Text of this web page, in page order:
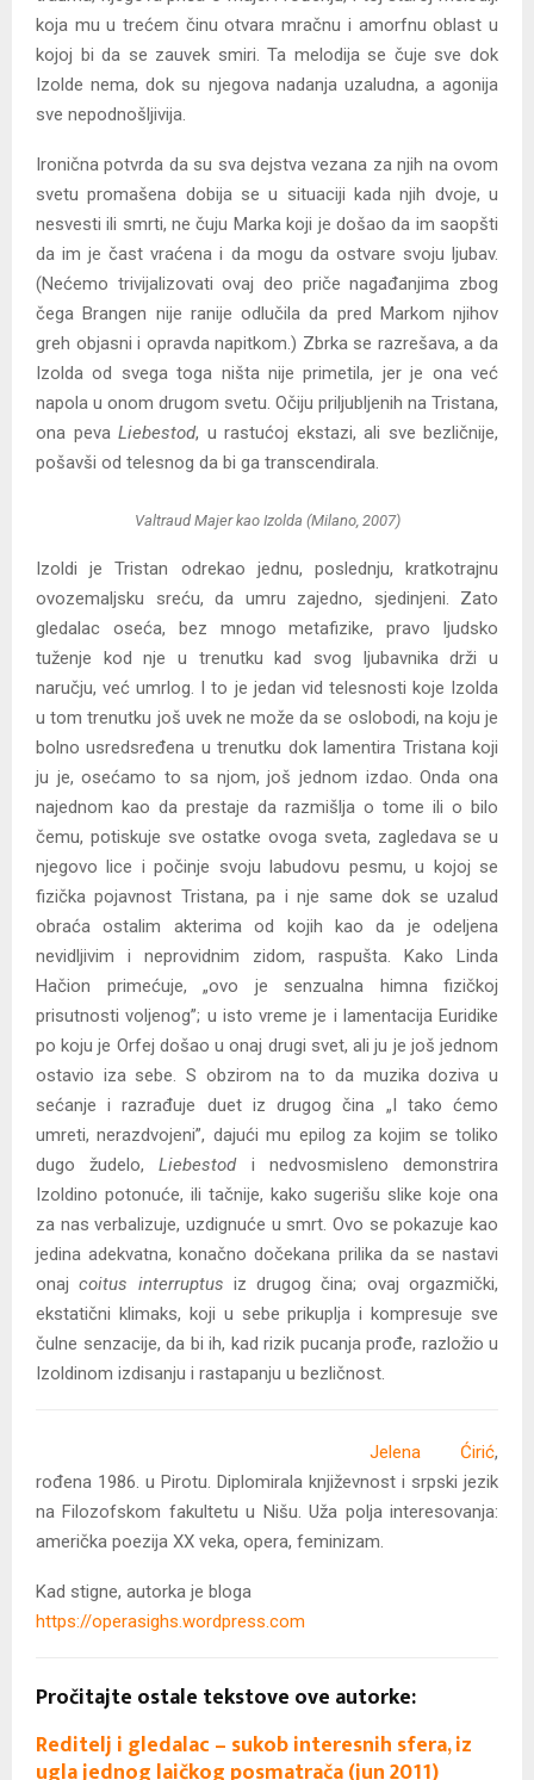
koja mu u trećem činu otvara mračnu i amorfnu oblast u
kojoj bi da se zauvek smiri. Ta melodija se čuje sve dok
Izolde nema, dok su njegova nadanja uzaludna, a agonija
sve nepodnošljivija.
Ironična potvrda da su sva dejstva vezana za njih na ovom
svetu promašena dobija se u situaciji kada njih dvoje, u
nesvesti ili smrti, ne čuju Marka koji je došao da im saopšti
da im je čast vraćena i da mogu da ostvare svoju ljubav.
(Nećemo trivijalizovati ovaj deo priče nagađanjima zbog
čega Brangen nije ranije odlučila da pred Markom njihov
greh objasni i opravda napitkom.) Zbrka se razrešava, a da
Izolda od svega toga ništa nije primetila, jer je ona već
napola u onom drugom svetu. Očiju priljubljenih na Tristana,
ona peva Liebestod, u rastućoj ekstazi, ali sve bezličnije,
pošavši od telesnog da bi ga transcendirala.
Valtraud Majer kao Izolda (Milano, 2007)
Izoldi je Tristan odrekao jednu, poslednju, kratkotrajnu
ovozemaljsku sreću, da umru zajedno, sjedinjeni. Zato
gledalac oseća, bez mnogo metafizike, pravo ljudsko
tuženje kod nje u trenutku kad svog ljubavnika drži u
naručju, već umrlog. I to je jedan vid telesnosti koje Izolda
u tom trenutku još uvek ne može da se oslobodi, na koju je
bolno usredsređena u trenutku dok lamentira Tristana koji
ju je, osećamo to sa njom, još jednom izdao. Onda ona
najednom kao da prestaje da razmišlja o tome ili o bilo
čemu, potiskuje sve ostatke ovoga sveta, zagledava se u
njegovo lice i počinje svoju labudovu pesmu, u kojoj se
fizička pojavnost Tristana, pa i nje same dok se uzalud
obraća ostalim akterima od kojih kao da je odeljena
nevidljivim i neprovidnim zidom, raspušta. Kako Linda
Hačion primećuje, „ovo je senzualna himna fizičkoj
prisutnosti voljenog”; u isto vreme je i lamentacija Euridike
po koju je Orfej došao u onaj drugi svet, ali ju je još jednom
ostavio iza sebe. S obzirom na to da muzika doziva u
sećanje i razrađuje duet iz drugog čina „I tako ćemo
umreti, nerazdvojeni”, dajući mu epilog za kojim se toliko
dugo žudelo,Liebestodi nedvosmisleno demonstrira
Izoldino potonuće, ili tačnije, kako sugerišu slike koje ona
za nas verbalizuje, uzdignuće u smrt. Ovo se pokazuje kao
jedina adekvatna, konačno dočekana prilika da se nastavi
onajcoitus interruptus iz drugog čina; ovaj orgazmički,
ekstatični klimaks, koji u sebe prikuplja i kompresuje sve
čulne senzacije, da bi ih, kad rizik pucanja prođe, razložio u
Izoldinom izdisanju i rastapanju u bezličnost.
Jelena Ćirić,
rođena 1986. u Pirotu. Diplomirala književnost i srpski jezik
na Filozofskom fakultetu u Nišu. Uža polja interesovanja:
američka poezija XX veka, opera, feminizam.
Kad stigne, autorka je bloga
https://operasighs.wordpress.com
Pročitajte ostale tekstove ove autorke:
Reditelj i gledalac – sukob interesnih sfera, iz
ugla jednog laičkog posmatrača (jun 2011)